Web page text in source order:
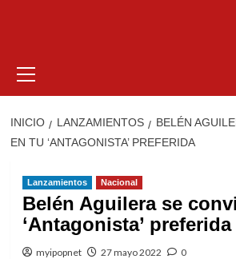
primario
INICIO LANZAMIENTOS
BELÉN
EN TU ‘ANTAGONISTA’ PREFERIDA
Lanzamientos Nacional
Belén Aguilera se
‘Antagonista’ preferida
myipopnet 27 mayo 2022 0